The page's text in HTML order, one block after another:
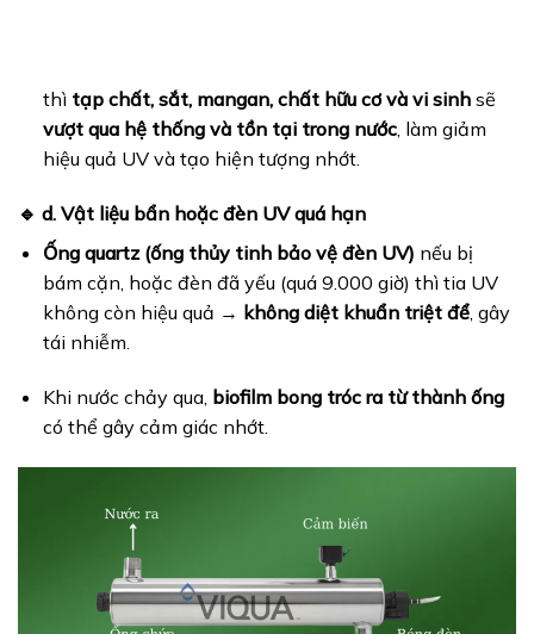
thì tạp chất, sắt, mangan, chất hữu cơ và vi sinhsẽ
vượt qua hệ thống và tồn tại trong nước, làm giảm
hiệu quả UV và tạo hiện tượng nhớt.
🔹 d. Vật liệu bẩn hoặc đèn UV quá hạn
Ống quartz (ống thủy tinh bảo vệ đèn UV) nếu bị
bám cặn, hoặc đèn đã yếu (quá 9.000 giờ) thì tia UV
không còn hiệu quả → không diệt khuẩn triệt để, gây
tái nhiễm.
Khi nước chảy qua, biofilm bong tróc ra từ thành ống
có thể gây cảm giác nhớt.